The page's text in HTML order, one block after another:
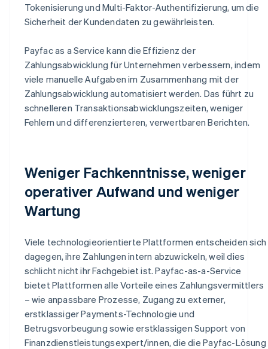
Tokenisierung und Multi-Faktor-Authentifizierung, um die
Sicherheit der Kundendaten zu gewährleisten.
Payfac as a Service kann die Effizienz der
Zahlungsabwicklung für Unternehmen verbessern, indem
viele manuelle Aufgaben im Zusammenhang mit der
Zahlungsabwicklung automatisiert werden. Das führt zu
schnelleren Transaktionsabwicklungszeiten, weniger
Fehlern und differenzierteren, verwertbaren Berichten.
Weniger Fachkenntnisse, weniger
operativer Aufwand und weniger
Wartung
Viele technologieorientierte Plattformen entscheiden sich
dagegen, ihre Zahlungen intern abzuwickeln, weil dies
schlicht nicht ihr Fachgebiet ist. Payfac-as-a-Service
bietet Plattformen alle Vorteile eines Zahlungsvermittlers
– wie anpassbare Prozesse, Zugang zu externer,
erstklassiger Payments-Technologie und
Betrugsvorbeugung sowie erstklassigen Support von
Finanzdienstleistungsexpert/innen, die die Payfac-Lösung